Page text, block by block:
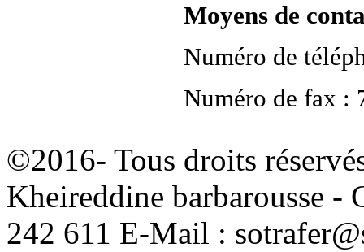
Moyens de
Numéro de
Numéro de fax :
©2016- Tous droits
Kheireddine barbarousse
242 611 E-Mail :